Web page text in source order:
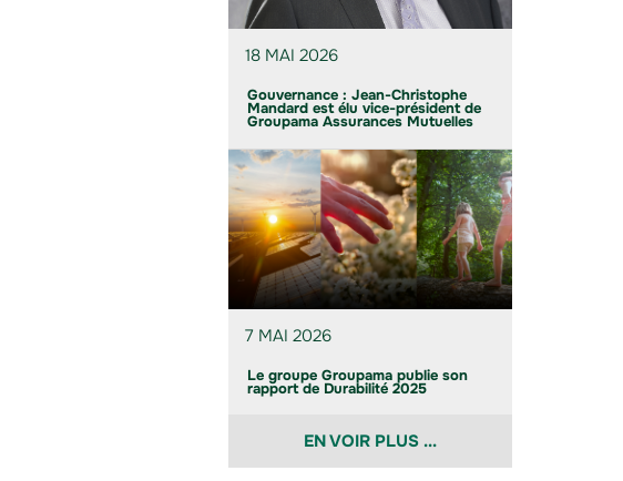
18 MAI 2026
Gouvernance : Jean-Christophe
Mandard est élu vice-président de
Groupama Assurances Mutuelles
7 MAI 2026
Le groupe Groupama publie son
rapport de Durabilité 2025
EN VOIR PLUS ...